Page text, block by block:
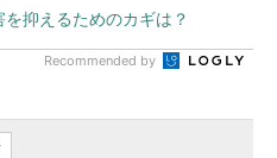
抑えるためのカギは？
Recommended by